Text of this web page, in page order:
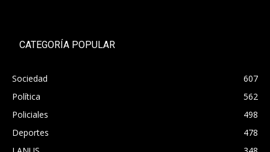
CATEGORÍA POPULAR
Sociedad
607
Política
562
Policiales
498
Deportes
478